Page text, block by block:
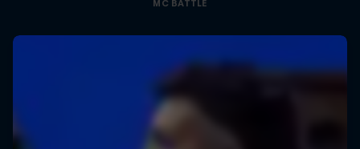
MC BATTLE